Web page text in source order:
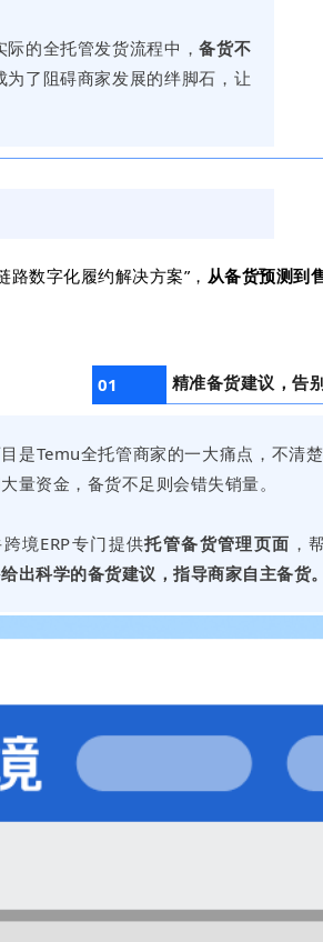
际的全托管发货流程中，备货不
为了阻碍商家发展的绊脚石，让
路数字化履约解决方案”， 从备货预测到
01 精准备货建议，告
是Temu全托管商家的一大痛点，不清
量资金，备货不足则会错失销量。
境ERP专门提供托管备货管理页面 ，
给出科学的备货建议，指导商家自主备货。